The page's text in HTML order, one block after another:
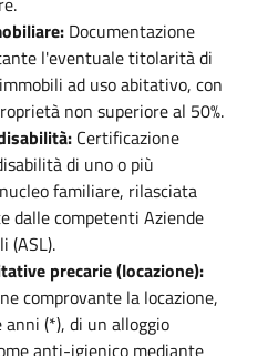
Documentazione
l'eventuale titolarità di
ad uso abitativo, con
non superiore al 50%.
Certificazione
di uno o più
familiare, rilasciata
dalle competenti Aziende
(ASL).
precarie (locazione):
comprovante la locazione,
anni (*), di un alloggio
anti-igienico mediante